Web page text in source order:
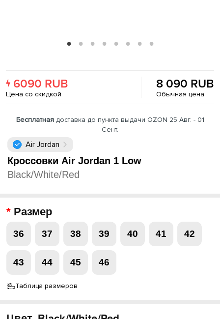
6090 RUB
Цена со скидкой
8 090 RUB
Обычная цена
Бесплатнаядоставка до пункта выдачи OZON 25 Авг. - 01
Сент.
Air Jordan
Кроссовки Air Jordan 1 Low
Black/White/Red
Размер
36 37 38 39 40 41 42
43 44 45 46
Таблица размеров